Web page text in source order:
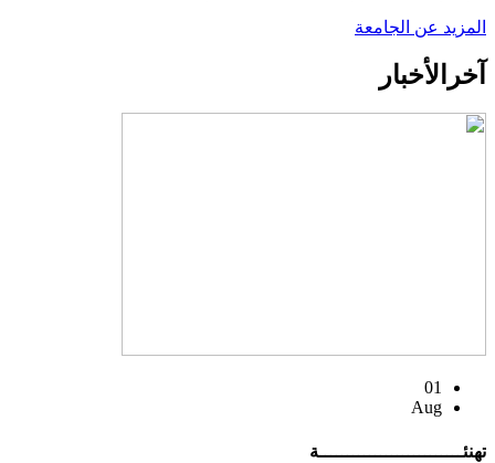
المزيد عن الجامعة
آخر الأخبار
01
Aug
تهنئــــــــــــــــــــــــــة